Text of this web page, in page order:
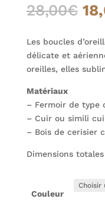
28,00€ Le
prix
Les boucles
délicate et
oreilles, elles
Matériaux
– Fermoir de type
– Cuir ou simili
– Bois de cerisier
Dimensions
Couleur